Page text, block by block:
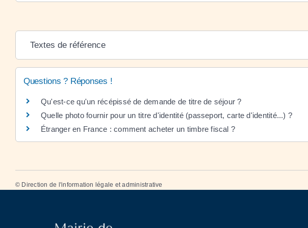
Textes de référence
Questions ? Réponses !
Qu'est-ce qu'un récépissé de demande de titre de séjour ?
Quelle photo fournir pour un titre d'identité (passeport, carte d'identité...) ?
Étranger en France : comment acheter un timbre fiscal ?
© Direction de l'information légale et administrative